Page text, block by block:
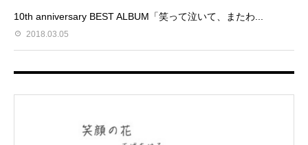
10th anniversary BEST ALBUM「笑って泣いて、またわ...
2018.03.05